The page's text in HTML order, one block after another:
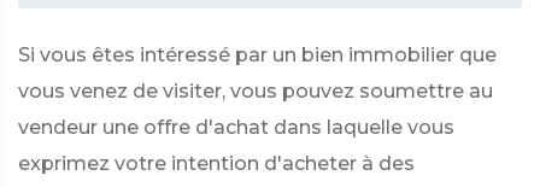
Si vous êtes intéressé par un bien immobilier que
vous venez de visiter, vous pouvez soumettre au
vendeur une offre d'achat dans laquelle vous
exprimez votre intention d'acheter à des